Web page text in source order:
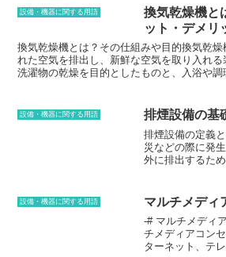
の給湯器に比べ
ことです。また
ため、CO2排出
しい給湯機と言
ュートは、貯湯
給するため、停
盤、エレベータ
監視盤などが設
には、エレベー
や発電機、エレ
るブレーキなど
全室には、エレ
ています。
理場の負担を軽減するのに役立ちます。
設備・機器に関する用語
換気乾燥機と
ット・デメリ
換気乾燥機とは？その仕組みや目的換気乾
れた空気を排出し、新鮮な空気を取り入れ
洗濯物の乾燥を目的としたものと、入浴や
な居住空間を実現することができます。湿気
ダニの発生原因となり、健康被害を引き起こ
た、湿気は建物にも悪影響を及ぼし、建物
す。換気乾燥機を導入することで、これらの
空間を実現することができます。
設備・機器に関する用語 排煙設備の基
排煙設備の定義
災などの際に発
外に排出するた
設備には、自然
あります。自然
通気口を利用し
す。機械排煙は
使って煙を強制
設備・機器に関する用語 マルチメディ
-# マルチメディ
チメディアコン
ターネット、テ